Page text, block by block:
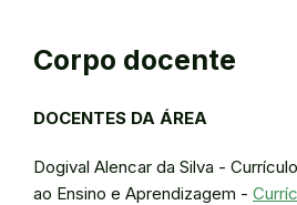
Corpo docente
DOCENTES DA ÁREA
Dogival Alencar da Silva -
ao Ensino e Aprendizagem -